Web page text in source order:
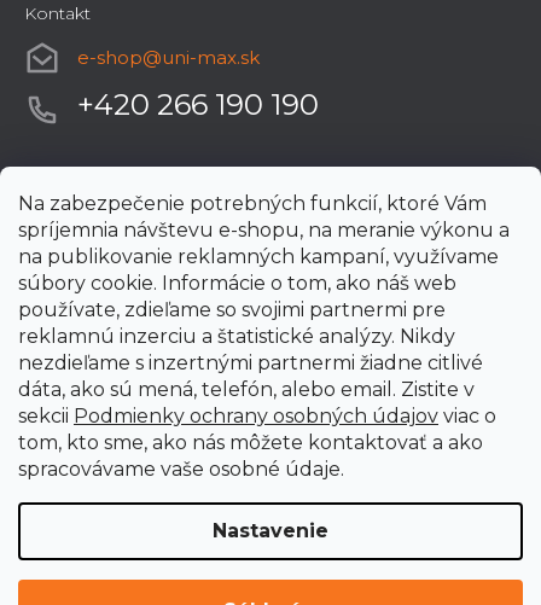
Na zabezpečenie potrebných funkcií, ktoré Vám
spríjemnia návštevu e-shopu, na meranie výkonu a
na publikovanie reklamných kampaní, využívame
súbory cookie. Informácie o tom, ako náš web
používate, zdieľame so svojimi partnermi pre
reklamnú inzerciu a štatistické analýzy. Nikdy
nezdieľame s inzertnými partnermi žiadne citlivé
dáta, ako sú mená, telefón, alebo email. Zistite v
sekcii Podmienky ochrany osobných údajov viac o
tom, kto sme, ako nás môžete kontaktovať a ako
spracovávame vaše osobné údaje.
Nastavenie
Kontakt
e-shop@uni-max.sk
+420 266 190 190